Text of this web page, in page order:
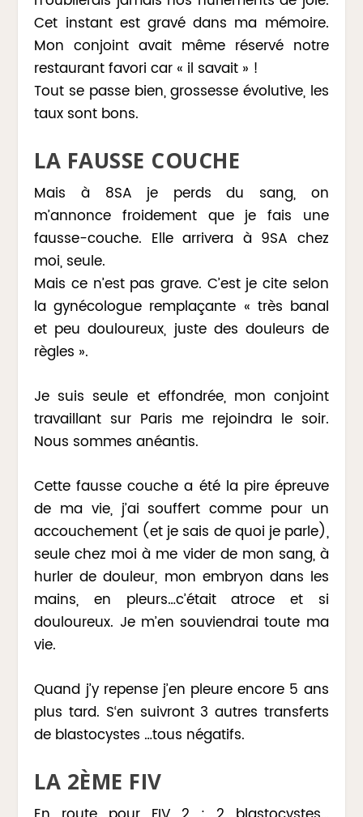
Cet instant est gravé dans ma mémoire.
Mon conjoint avait même réservé notre
restaurant favori car « il savait » !
Tout se passe bien, grossesse évolutive, les
taux sont bons.
LA FAUSSE COUCHE
Mais à 8SA je perds du sang, on
m’annonce froidement que je fais une
fausse-couche. Elle arrivera à 9SA chez
moi, seule.
Mais ce n’est pas grave. C’est je cite selon
la gynécologue remplaçante « très banal
et peu douloureux, juste des douleurs de
règles ».
Je suis seule et effondrée, mon conjoint
travaillant sur Paris me rejoindra le soir.
Nous sommes anéantis.
Cette fausse couche a été la pire épreuve
de ma vie, j’ai souffert comme pour un
accouchement (et je sais de quoi je parle),
seule chez moi à me vider de mon sang, à
hurler de douleur, mon embryon dans les
mains, en pleurs…c’était atroce et si
douloureux. Je m’en souviendrai toute ma
vie.
Quand j’y repense j’en pleure encore 5 ans
plus tard. S‘en suivront 3 autres transferts
de blastocystes …tous négatifs.
LA 2ÈME FIV